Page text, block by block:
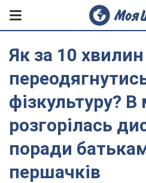
Як за 10 хвилин
фізкультуру?
розгорілась
поради
першачків